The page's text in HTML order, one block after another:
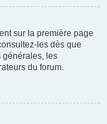
sur la première page
les dès que
générales, les
du forum.